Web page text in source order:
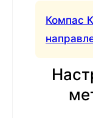
Компас